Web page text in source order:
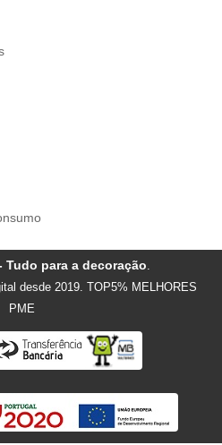
Tudo para a decoração.
desde 2019. TOP5% MELHORES
PME